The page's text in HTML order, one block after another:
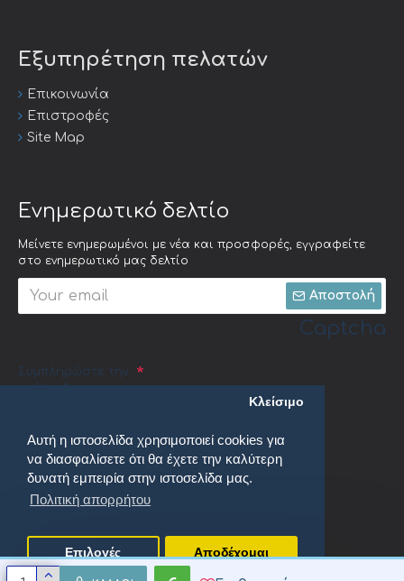
Αυτή η ιστοσελίδα χρησιμοποιεί cookies για
να διασφαλίσετε ότι θα έχετε την καλύτερη
δυνατή εμπειρία στην ιστοσελίδα μας.
Πολιτική απορρήτου
Κλείσιμο
Επιλογές Αποδέχομαι
Εξυπηρέτηση πελατών
Επικοινωνία
Επιστροφές
Site Map
Ενημερωτικό δελτίο
Μείνετε ενημερωμένοι με νέα και προσφορές, εγγραφείτε
στο ενημερωτικό μας δελτίο
Αποστολή
Captcha
Συμπληρώστε την
ακόλουθη
Πολιτική απορρήτου